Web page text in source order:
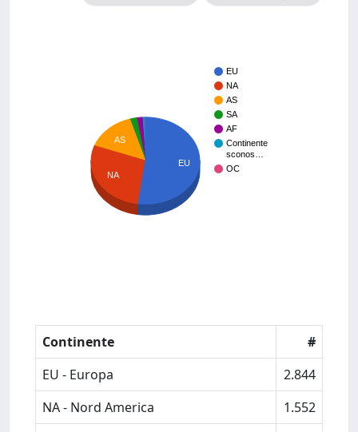
EU
NA
AS
SA
AF
Continente
sconos…
OC
AS
NA
EU
Continente
#
EU - Europa
2.844
NA - Nord America
1.552